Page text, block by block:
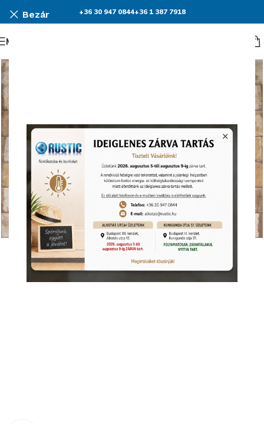
Bezár +36 30 947 0844+36 1 387 7918
Menü